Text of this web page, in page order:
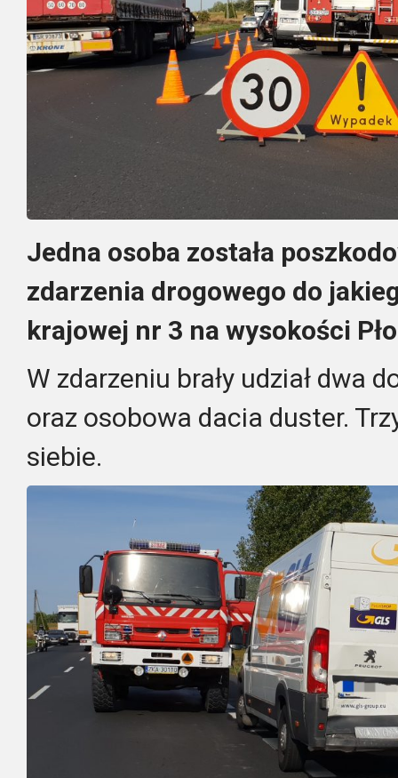
Jedna osoba została
zdarzenia drogowego do
krajowej nr 3 na wysokości
W zdarzeniu brały udział dwa
oraz osobowa dacia duster.
siebie.